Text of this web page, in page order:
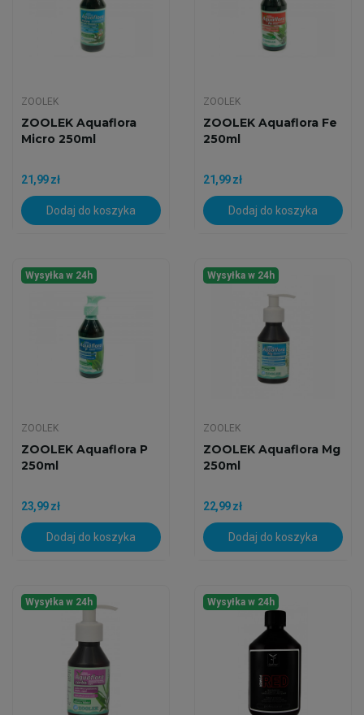
ZOOLEK
ZOOLEK Aquaflora
Micro 250ml
21,99 zł
Dodaj do koszyka
ZOOLEK
ZOOLEK Aquaflora Fe
250ml
21,99 zł
Dodaj do koszyka
Wysyłka w 24h
ZOOLEK
ZOOLEK Aquaflora P
250ml
23,99 zł
Dodaj do koszyka
Wysyłka w 24h
ZOOLEK
ZOOLEK Aquaflora Mg
250ml
22,99 zł
Dodaj do koszyka
Wysyłka w 24h Wysyłka w 24h